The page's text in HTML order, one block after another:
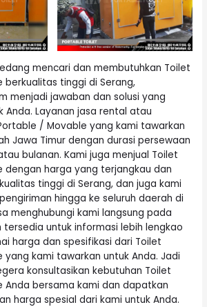
mencari dan membutuhkan Toilet
tinggi di Serang,
menjadi jawaban dan solusi yang
Layanan jasa rental atau
/ Movable yang kami tawarkan
Jawa Timur dengan durasi persewaan
bulanan. Kami juga menjual Toilet
dengan harga yang terjangkau dan
tinggi di Serang, dan juga kami
hingga ke seluruh daerah di
menghubungi kami langsung pada
tersedia untuk informasi lebih lengkao
harga dan spesifikasi dari Toilet
kami tawarkan untuk Anda. Jadi
konsultasikan kebutuhan Toilet
Anda bersama kami dan dapatkan
harga spesial dari kami untuk Anda.